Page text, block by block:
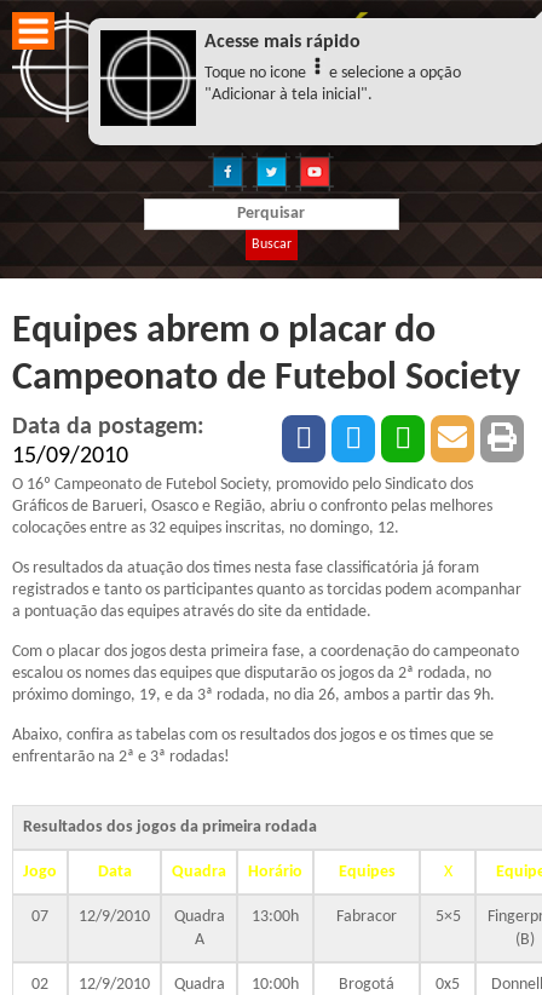
Buscar
Equipes abrem o placar do
Campeonato de Futebol Society
Data da postagem:
15/09/2010
O 16º Campeonato de Futebol Society, promovido pelo Sindicato dos
Gráficos de Barueri, Osasco e Região, abriu o confronto pelas melhores
colocações entre as 32 equipes inscritas, no domingo, 12.
Os resultados da atuação dos times nesta fase classificatória já foram
registrados e tanto os participantes quanto as torcidas podem acompanhar
a pontuação das equipes através do site da entidade.
Com o placar dos jogos desta primeira fase, a coordenação do campeonato
escalou os nomes das equipes que disputarão os jogos da 2ª rodada, no
próximo domingo, 19, e da 3ª rodada, no dia 26, ambos a partir das 9h.
Abaixo, confira as tabelas com os resultados dos jogos e os times que se
enfrentarão na 2ª e 3ª rodadas!
Resultados dos jogos da primeira rodada
Jogo Data Quadra Horário Equipes X
07 12/9/2010
Quadra
A
13:00h Fabracor 5×5
(B)
02 12/9/2010
Quadra
10:00h Brogotá 0x5
Acesse mais rápido
Toque no icone
e selecione a opção
"Adicionar à tela inicial".